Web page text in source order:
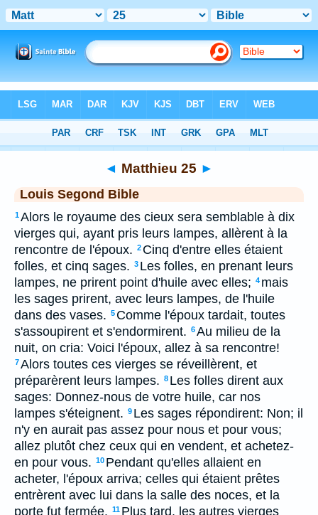
> Matthieu 25
◄ Matthieu 25 ►
Louis Segond Bible
1Alors le royaume des cieux sera semblable à dix
vierges qui, ayant pris leurs lampes, allèrent à la
rencontre de l'époux. 2 Cinq d'entre elles étaient
folles, et cinq sages. 3 Les folles, en prenant leurs
lampes, ne prirent point d'huile avec elles; 4 mais
les sages prirent, avec leurs lampes, de l'huile
dans des vases. 5 Comme l'époux tardait, toutes
s'assoupirent et s'endormirent. 6Au milieu de la
nuit, on cria: Voici l'époux, allez à sa rencontre!
7Alors toutes ces vierges se réveillèrent, et
préparèrent leurs lampes. 8 Les folles dirent aux
sages: Donnez-nous de votre huile, car nos
lampes s'éteignent. 9 Les sages répondirent: Non; il
n'y en aurait pas assez pour nous et pour vous;
allez plutôt chez ceux qui en vendent, et achetez-
en pour vous. 10 Pendant qu'elles allaient en
acheter, l'époux arriva; celles qui étaient prêtes
entrèrent avec lui dans la salle des noces, et la
porte fut fermée. 11 Plus tard, les autres vierges